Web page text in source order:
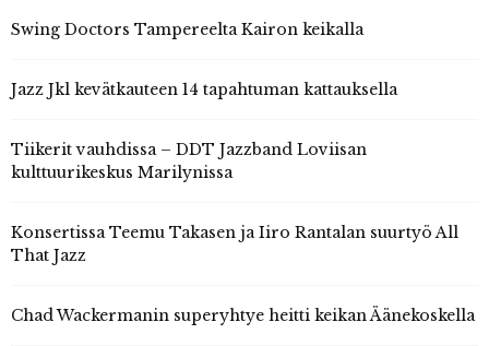
Swing Doctors Tampereelta Kairon keikalla
Jazz Jkl kevätkauteen 14 tapahtuman kattauksella
Tiikerit vauhdissa – DDT Jazzband Loviisan
kulttuurikeskus Marilynissa
Konsertissa Teemu Takasen ja Iiro Rantalan suurtyö All
That Jazz
Chad Wackermanin superyhtye heitti keikan Äänekoskella